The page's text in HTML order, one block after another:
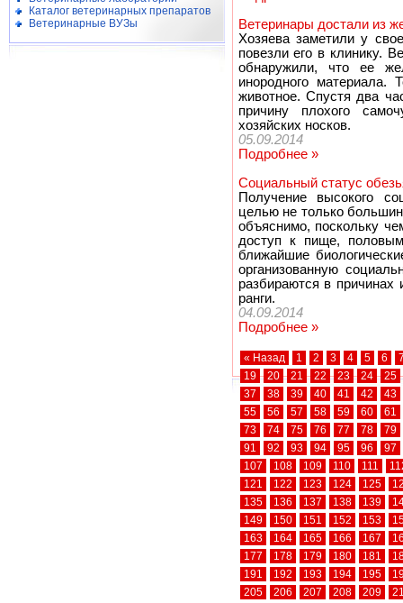
Каталог ветеринарных препаратов
Ветеринарные ВУЗы
Ветеринары достали из
Хозяева заметили у
повезли его в клинику.
обнаружили, что ее
инородного материала.
животное. Спустя два
причину плохого
хозяйских носков.
05.09.2014
Подробнее »
Социальный статус
Получение высокого
целью не только
объяснимо, поскольку
доступ к пище,
ближайшие
организованную
разбираются в причинах
ранги.
04.09.2014
Подробнее »
« Назад 1 2 3 4 5 6
19
20 21 22 23 24
25
37
38 39 40 41 42
43
55
56 57 58 59 60
61
73
74 75 76 77 78
79
91
92 93 94 95 96
97
107
108 109 110 111
121
122 123 124 125
135
136 137 138 139
149
150 151 152 153
163
164 165 166 167
177
178 179 180 181
191
192 193 194 195
205
206 207 208 209